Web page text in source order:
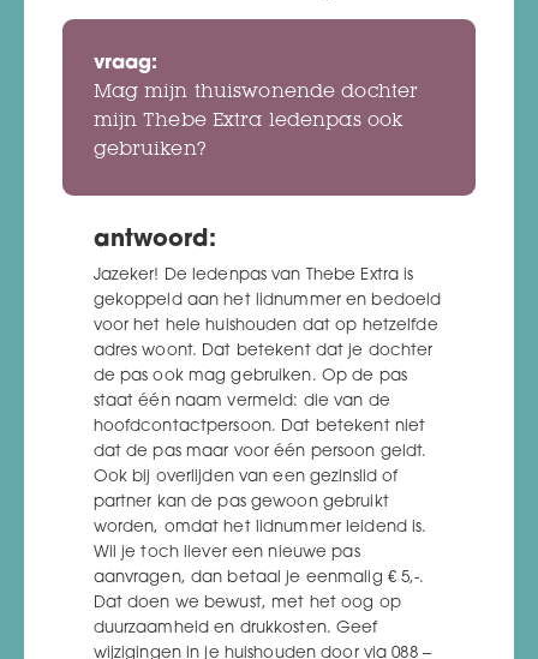
vraag:
Mag mijn thuiswonende dochter
mijn Thebe Extra ledenpas ook
gebruiken?
antwoord:
Jazeker! De ledenpas van Thebe Extra is
gekoppeld aan het lidnummer en bedoeld
voor het hele huishouden dat op hetzelfde
adres woont. Dat betekent dat je dochter
de pas ook mag gebruiken. Op de pas
staat één naam vermeld: die van de
hoofdcontactpersoon. Dat betekent niet
dat de pas maar voor één persoon geldt.
Ook bij overlijden van een gezinslid of
partner kan de pas gewoon gebruikt
worden, omdat het lidnummer leidend is.
Wil je toch liever een nieuwe pas
aanvragen, dan betaal je eenmalig € 5,-.
Dat doen we bewust, met het oog op
duurzaamheid en drukkosten. Geef
wijzigingen in je huishouden door via 088 –